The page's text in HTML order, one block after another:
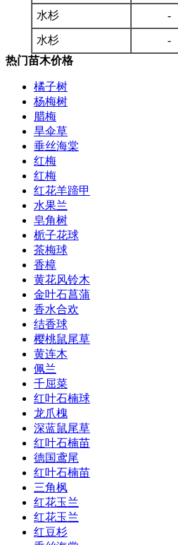
水杉 -
水杉 -
热门苗木价格
橘子树
杨梅树
腊梅
旱伞草
垂丝海棠
红梅
红梅
红花羊蹄甲
水果兰
皂角树
栀子花球
茶梅球
香樟
黄花风铃木
金叶石菖蒲
香水合欢
结香球
樱桃鼠尾草
黄连木
佩兰
千屈菜
红叶石楠球
龙爪槐
深蓝鼠尾草
红叶石楠苗
德国鸢尾
红叶石楠苗
三角枫
红花玉兰
红花玉兰
红豆杉